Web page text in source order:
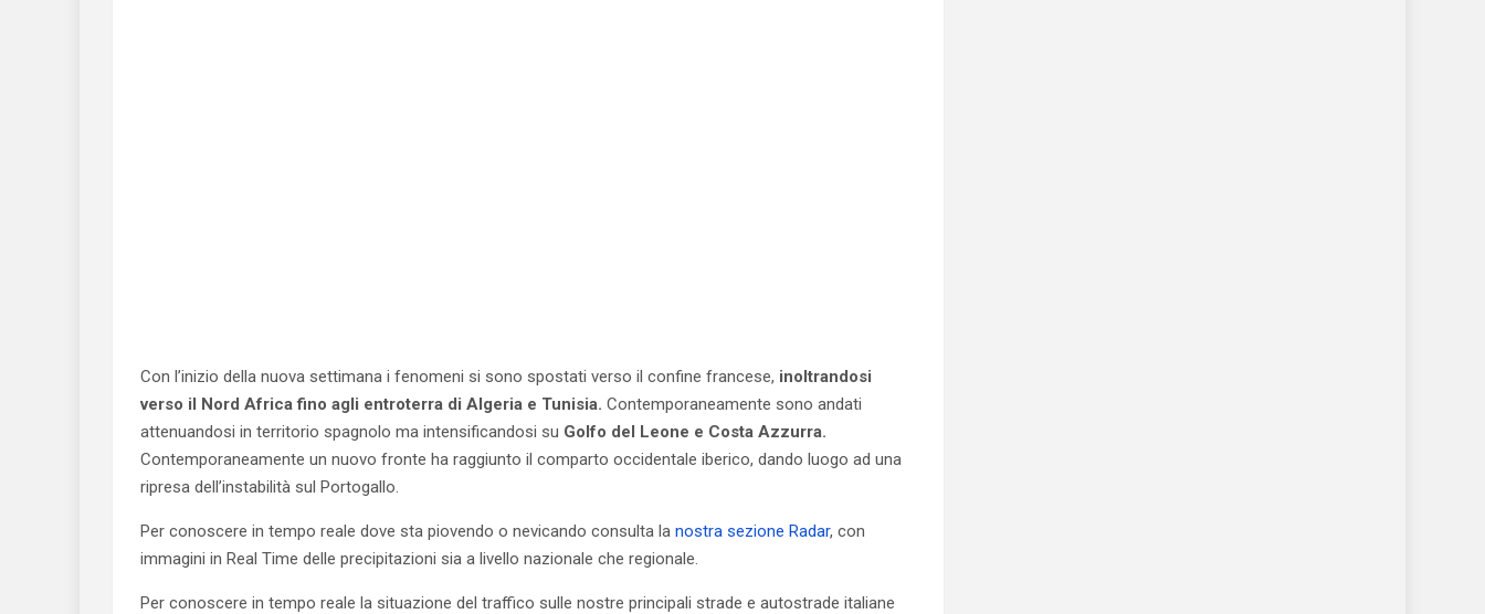
Con l’inizio della nuova settimana i fenomeni si sono spostati verso il confine francese, inoltrandosi
verso il Nord Africa fino agli entroterra di Algeria e Tunisia. Contemporaneamente sono andati
attenuandosi in territorio spagnolo ma intensificandosi su Golfo del Leone e Costa Azzurra.
Contemporaneamente un nuovo fronte ha raggiunto il comparto occidentale iberico, dando luogo ad una
ripresa dell’instabilità sul Portogallo.
Per conoscere in tempo reale dove sta piovendo o nevicando consulta la nostra sezione Radar, con
immagini in Real Time delle precipitazioni sia a livello nazionale che regionale.
Per conoscere in tempo reale la situazione del traffico sulle nostre principali strade e autostrade italiane